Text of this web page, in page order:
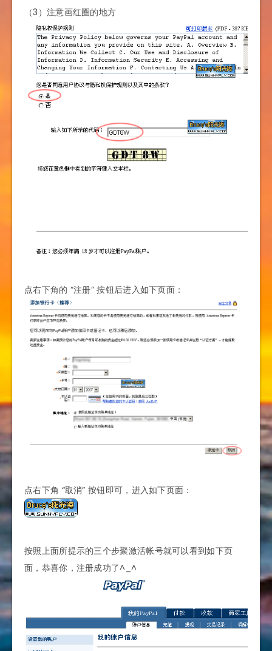
（3）注意画红圈的地方
点右下角的 “注册” 按钮后进入如下页面：
点右下角 “取消” 按钮即可，进入如下页面：
按照上面所提示的三个步聚激活帐号就可以看到如下页
面，恭喜你，注册成功了^_^